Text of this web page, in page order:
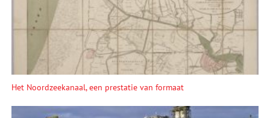
Het Noordzeekanaal, een prestatie van formaat